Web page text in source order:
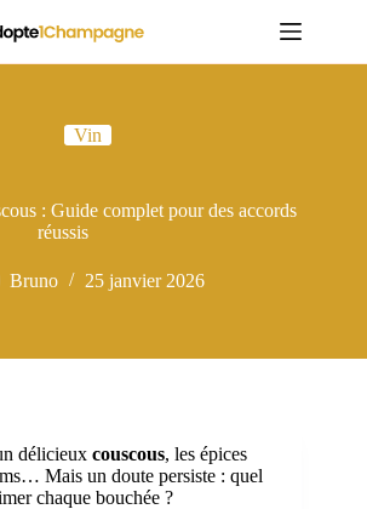
Vin
: Guide complet pour des accords
réussis
Bruno 25 janvier 2026
délicieux couscous, les épices
Mais un doute persiste : quel
chaque bouchée ?